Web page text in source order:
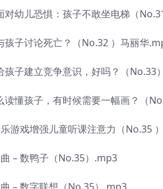
对幼儿恐惧：孩子不敢坐电梯（
孩子讨论死亡？（No.32 ）马丽华
孩子建立竞争意识，好吗？（No.33
读懂孩子，有时候需要一幅画？（
游戏增强儿童听课注意力（No.35
– 数鸭子（No.35）.mp3